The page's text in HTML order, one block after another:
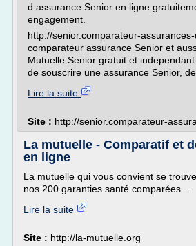
d assurance Senior en ligne
engagement.
http://senior.comparateur-
comparateur assurance Senior et
Mutuelle Senior gratuit et
de souscrire une assurance Senior, de
Lire la suite
Site : http://senior.comparateur-
La mutuelle - Comparatif et
en ligne
La mutuelle qui vous convient se
nos 200 garanties santé comparées....
Lire la suite
Site : http://la-mutuelle.org